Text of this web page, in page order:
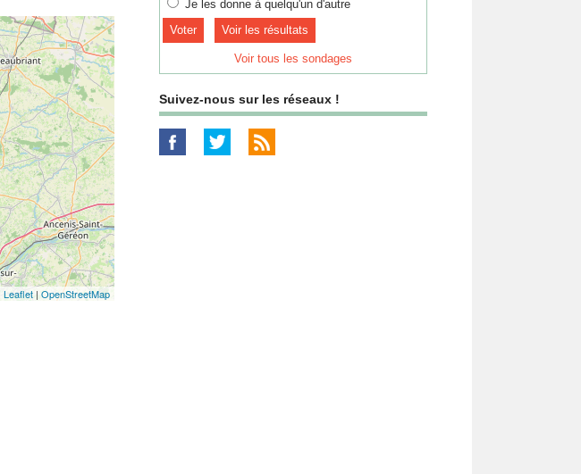
Leaflet | OpenStreetMap
Je les donne à quelqu'un d'autre
Voir les résultats
Voir tous les sondages
Suivez-nous sur les réseaux !